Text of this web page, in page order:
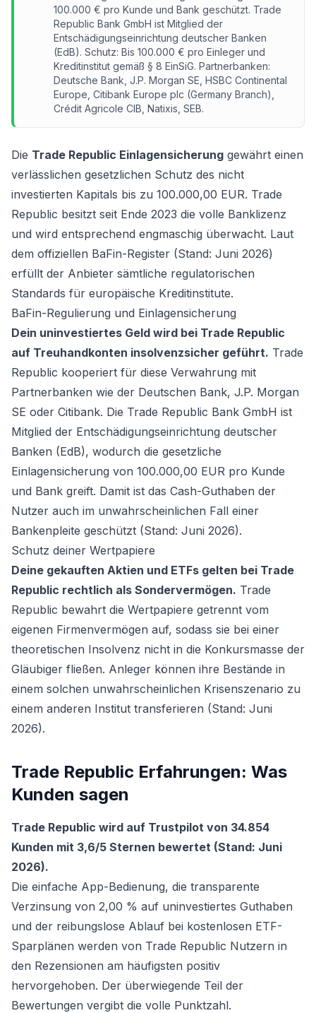
100.000 € pro Kunde und Bank geschützt. Trade
Republic Bank GmbH ist Mitglied der
Entschädigungseinrichtung deutscher Banken
(EdB). Schutz: Bis 100.000 € pro Einleger und
Kreditinstitut gemäß § 8 EinSiG. Partnerbanken:
Deutsche Bank, J.P. Morgan SE, HSBC Continental
Europe, Citibank Europe plc (Germany Branch),
Crédit Agricole CIB, Natixis, SEB.
Die Trade Republic Einlagensicherung gewährt einen
verlässlichen gesetzlichen Schutz des nicht
investierten Kapitals bis zu 100.000,00 EUR. Trade
Republic besitzt seit Ende 2023 die volle Banklizenz
und wird entsprechend engmaschig überwacht. Laut
dem offiziellen BaFin-Register (Stand: Juni 2026)
erfüllt der Anbieter sämtliche regulatorischen
Standards für europäische Kreditinstitute.
BaFin-Regulierung und Einlagensicherung
Dein uninvestiertes Geld wird bei Trade Republic
auf Treuhandkonten insolvenzsicher geführt. Trade
Republic kooperiert für diese Verwahrung mit
Partnerbanken wie der Deutschen Bank, J.P. Morgan
SE oder Citibank. Die Trade Republic Bank GmbH ist
Mitglied der Entschädigungseinrichtung deutscher
Banken (EdB), wodurch die gesetzliche
Einlagensicherung von 100.000,00 EUR pro Kunde
und Bank greift. Damit ist das Cash-Guthaben der
Nutzer auch im unwahrscheinlichen Fall einer
Bankenpleite geschützt (Stand: Juni 2026).
Schutz deiner Wertpapiere
Deine gekauften Aktien und ETFs gelten bei Trade
Republic rechtlich als Sondervermögen. Trade
Republic bewahrt die Wertpapiere getrennt vom
eigenen Firmenvermögen auf, sodass sie bei einer
theoretischen Insolvenz nicht in die Konkursmasse der
Gläubiger fließen. Anleger können ihre Bestände in
einem solchen unwahrscheinlichen Krisenszenario zu
einem anderen Institut transferieren (Stand: Juni
2026).
Trade Republic Erfahrungen: Was
Kunden sagen
Trade Republic wird auf Trustpilot von 34.854
Kunden mit 3,6/5 Sternen bewertet (Stand: Juni
2026).
Die einfache App-Bedienung, die transparente
Verzinsung von 2,00 % auf uninvestiertes Guthaben
und der reibungslose Ablauf bei kostenlosen ETF-
Sparplänen werden von Trade Republic Nutzern in
den Rezensionen am häufigsten positiv
hervorgehoben. Der überwiegende Teil der
Bewertungen vergibt die volle Punktzahl.